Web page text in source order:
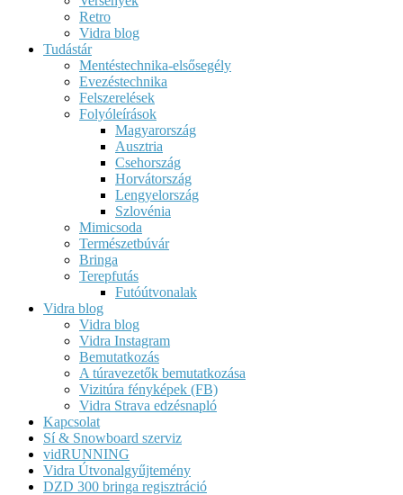
Retro
Vidra blog
Tudástár
Mentéstechnika-elsősegély
Evezéstechnika
Felszerelések
Folyóleírások
Magyarország
Ausztria
Csehország
Horvátország
Lengyelország
Szlovénia
Mimicsoda
Természetbúvár
Bringa
Terepfutás
Futóútvonalak
Vidra blog
Vidra blog
Vidra Instagram
Bemutatkozás
A túravezetők bemutatkozása
Vizitúra fényképek (FB)
Vidra Strava edzésnapló
Kapcsolat
Sí & Snowboard szerviz
vidRUNNING
Vidra Útvonalgyűjtemény
DZD 300 bringa regisztráció